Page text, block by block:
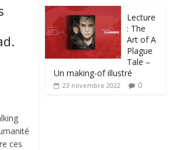
ces
Lecture
: The
Art of A
Plague
Tale –
Un making-of illustré
23 novembre 2022 0